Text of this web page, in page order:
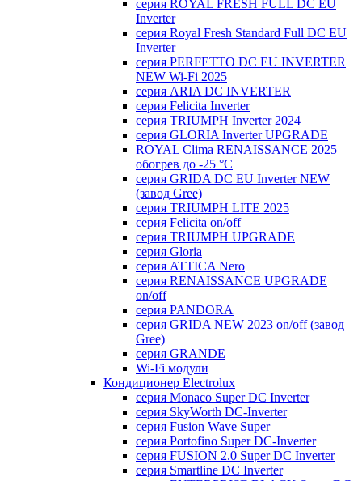
серия ROYAL FRESH FULL DC EU
Inverter
серия Royal Fresh Standard Full DC EU
Inverter
серия PERFETTO DC EU INVERTER
NEW Wi-Fi 2025
серия ARIA DC INVERTER
серия Felicita Inverter
серия TRIUMPH Inverter 2024
серия GLORIA Inverter UPGRADE
ROYAL Clima RENAISSANCE 2025
обогрев до -25 °С
серия GRIDA DC EU Inverter NEW
(завод Gree)
серия TRIUMPH LITE 2025
серия Felicita on/off
серия TRIUMPH UPGRADE
серия Gloria
серия ATTICA Nero
серия RENAISSANCE UPGRADE
on/off
серия PANDORA
серия GRIDA NEW 2023 on/off (завод
Gree)
серия GRANDE
Wi-Fi модули
Кондиционер Electrolux
серия Monaco Super DC Inverter
серия SkyWorth DC-Inverter
серия Fusion Wave Super
серия Portofino Super DC-Inverter
серия FUSION 2.0 Super DC Іnverter
серия Smartline DC Inverter